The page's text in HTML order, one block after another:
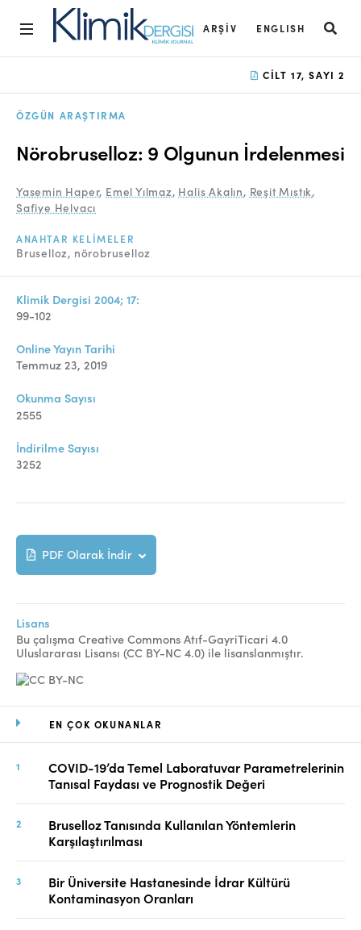
ARŞIV ENGLISH
Arşiv
Yayın Kurulu
Etik İlkeler
Danışmanlık Süreci
Online Makale Gönderimi
Dizinler
İletişim
EN ÇOK OKUNANLAR
COVID-19’da Temel Laboratuvar Parametrelerinin
Tanısal Faydası ve Prognostik Değeri
Bruselloz Tanısında Kullanılan Yöntemlerin
Karşılaştırılması
Bir Üniversite Hastanesinde İdrar Kültürü
Kontaminasyon Oranları
CILT 17, SAYI 2
ÖZGÜN ARAŞTIRMA
Nörobruselloz: 9 Olgunun İrdelenmesi
Yasemin Haper, Emel Yılmaz, Halis Akalın, Reşit Mıstık,
Safiye Helvacı
ANAHTAR KELIMELER
Bruselloz nörobruselloz
Klimik Dergisi 2004; 17:
99-102
Online Yayın Tarihi
Temmuz 23, 2019
Okunma Sayısı
2555
İndirilme Sayısı
3252
PDF Olarak İndir
Lisans
Bu çalışma Creative Commons Atıf-GayriTicari 4.0
Uluslararası Lisansı (CC BY-NC 4.0) ile lisanslanmıştır.